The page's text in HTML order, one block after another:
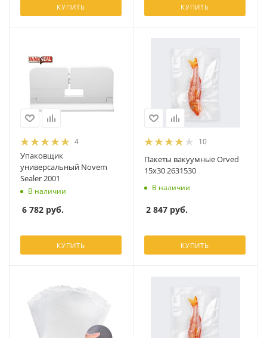
КУПИТЬ КУПИТЬ
4
Упаковщик
универсальный Novem
Sealer 2001
В наличии
6 782 руб.
КУПИТЬ
10
Пакеты вакуумные Orved
15х30 2631530
В наличии
2 847 руб.
КУПИТЬ